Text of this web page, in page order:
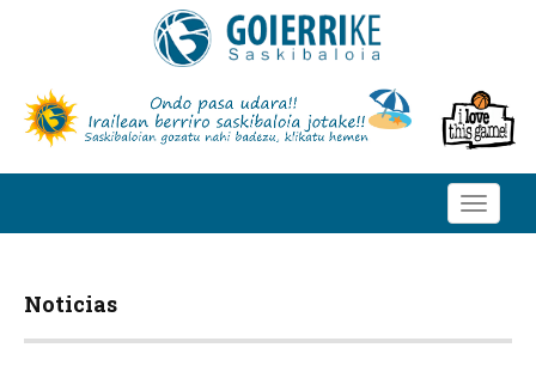
Toggle
Noticias